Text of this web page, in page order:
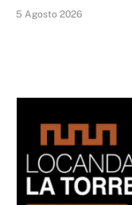
5 Agosto 2026